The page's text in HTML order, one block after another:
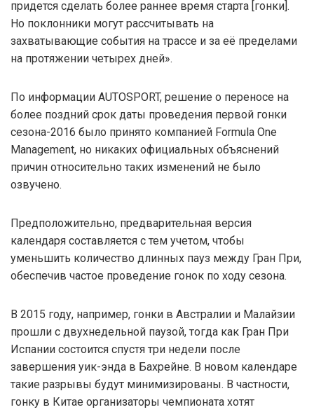
придется сделать более раннее время старта [гонки].
Но поклонники могут рассчитывать на
захватывающие события на трассе и за её пределами
на протяжении четырех дней».
По информации AUTOSPORT, решение о переносе на
более поздний срок даты проведения первой гонки
сезона-2016 было принято компанией Formula One
Management, но никаких официальных объяснений
причин относительно таких изменений не было
озвучено.
Предположительно, предварительная версия
календаря составляется с тем учетом, чтобы
уменьшить количество длинных пауз между Гран При,
обеспечив частое проведение гонок по ходу сезона.
В 2015 году, например, гонки в Австралии и Малайзии
прошли с двухнедельной паузой, тогда как Гран При
Испании состоится спустя три недели после
завершения уик-энда в Бахрейне. В новом календаре
такие разрывы будут минимизированы. В частности,
гонку в Китае организаторы чемпионата хотят